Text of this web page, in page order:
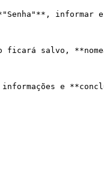
informar
ficará salvo,
e